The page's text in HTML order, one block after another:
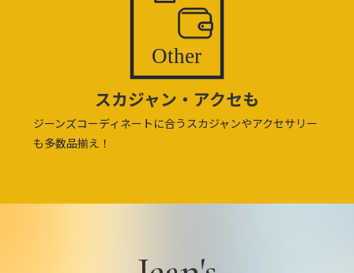
スカジャン・アクセも
ジーンズコーディネートに合うスカジャンやアクセサリー
も多数品揃え！